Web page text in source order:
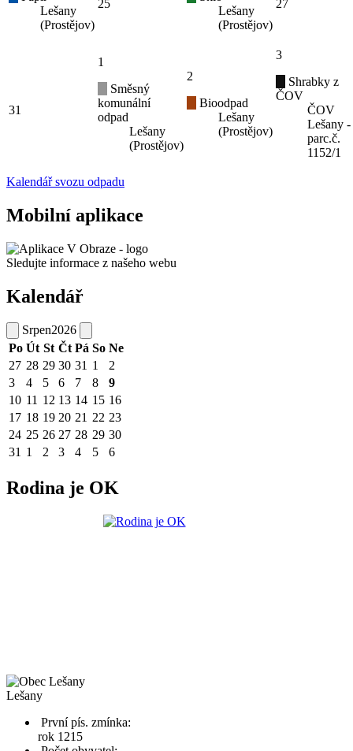
Lešany
(Prostějov)
25
Lešany
(Prostějov)
27
31
1
Směsný
komunální
odpad
Lešany
(Prostějov)
2
Bioodpad
Lešany
(Prostějov)
3
Shrabky z
ČOV
ČOV
Lešany -
parc.č.
1152/1
Kalendář svozu odpadu
Mobilní aplikace
Sledujte informace z našeho webu
Kalendář
Srpen2026
Po Út St Čt Pá So Ne
27 28 29 30 31 1
2
3
4 5 6 7 8
9
10 11 12 13 14 15 16
17 18 19 20 21 22 23
24 25 26 27 28 29 30
31 1 2 3 4 5 6
Rodina je OK
Lešany
První pís. zmínka:
rok 1215